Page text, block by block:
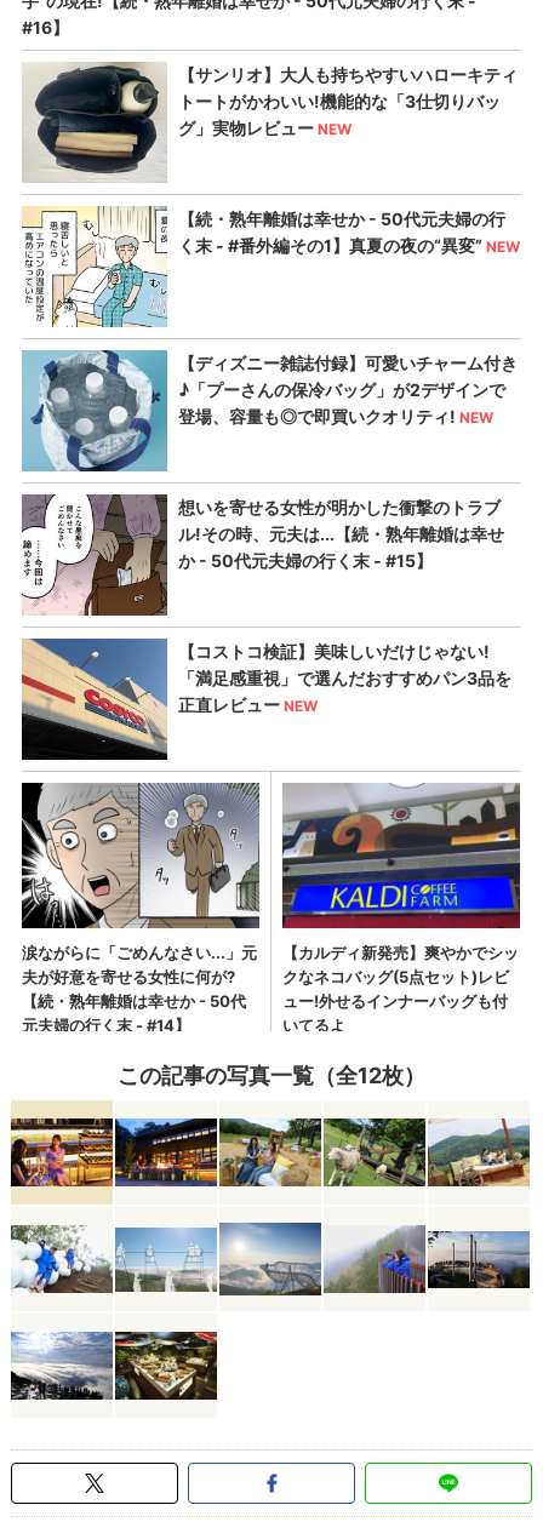
この記事の写真一覧（全12枚）